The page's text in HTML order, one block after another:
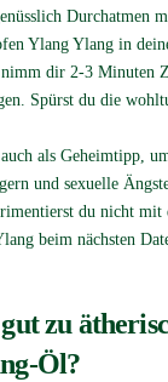
Durchatmen
Ylang Ylang in
nimm dir 2-3 Minuten
Spürst du die
als Geheimtipp,
und sexuelle
du nicht mit
beim nächsten
zu
Öl?